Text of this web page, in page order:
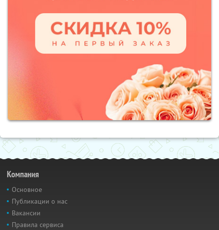
Компания
Основное
Публикации о нас
Вакансии
Правила сервиса